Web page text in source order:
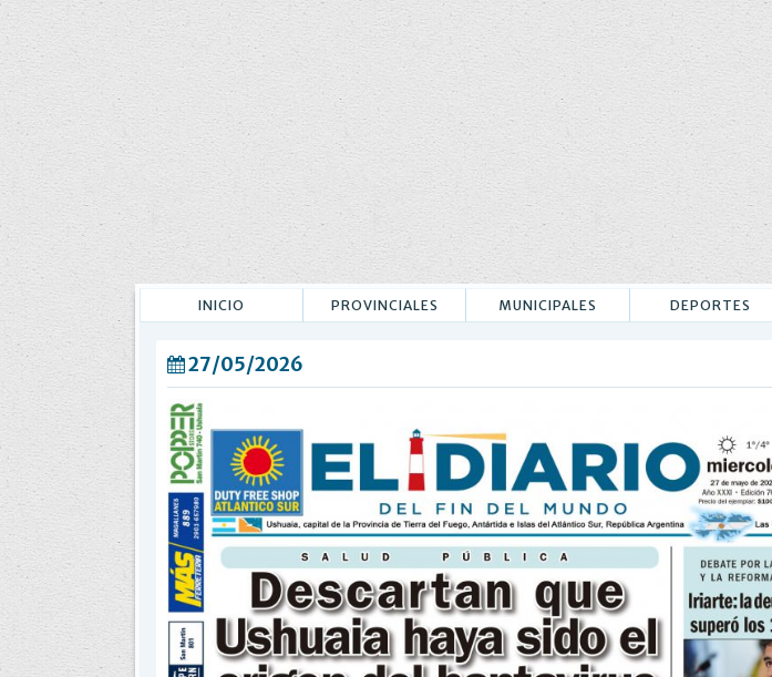
INICIO PROVINCIALES MUNICIPALES DEPORTES
27/05/2026